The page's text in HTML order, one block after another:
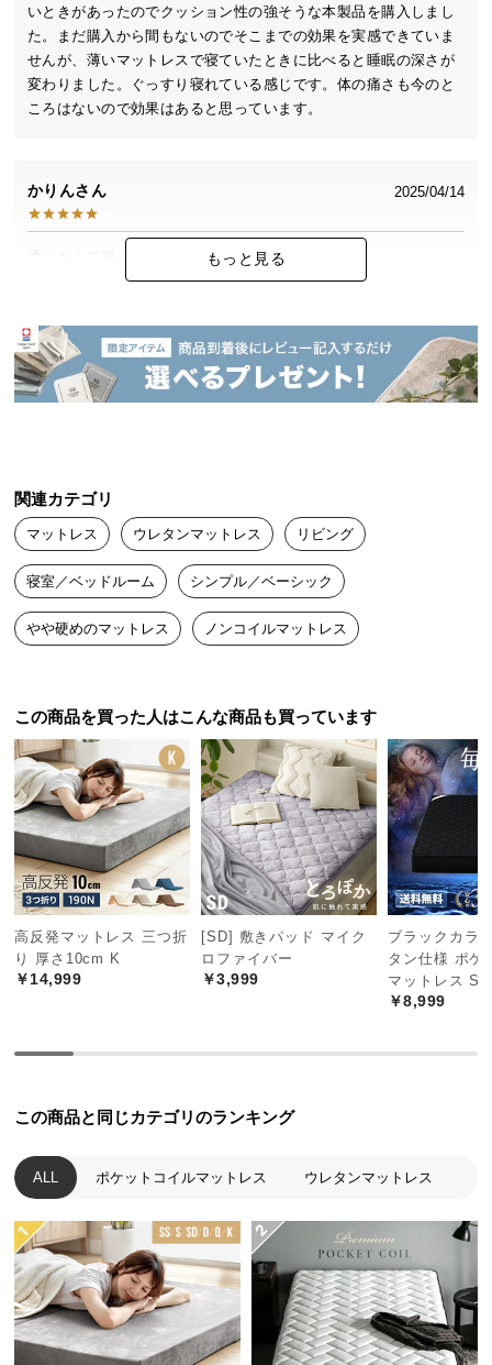
中
型
商
品
の
に
つ
い
型
商
品
に
つ
い
て
梱
サ
ー
ビ
ス
に
い
て
搬
入
に
て
返
品・
キ
ャ
ン
セ
ル
いときがあったのでクッション性の強そうな本製品を購入しまし
た。まだ購入から間もないのでそこまでの効果を実感できていま
せんが、薄いマットレスで寝ていたときに比べると睡眠の深さが
変わりました。ぐっすり寝れている感じです。体の痛さも今のと
ころはないので効果はあると思っています。
かりん 2025/04/14
柔らかくて寝やすいです。睡眠の質が上がります。
くじら 2025/02/03
凹凸気になるかなって思ったけど全然気にならない！厚みも時間
よっさ
開封して翌日にはしっかりとした厚みになりました。
腰痛持ちですが、硬さもちょうど良く快適に眠ることができまし
た。
臭いについては、私はまったく気になりませんでした。
もっと見る
関連カテゴリ
マットレス ウレタンマットレス リビング
寝室／ベッドルーム シンプル／ベーシック
やや硬めのマットレス ノンコイルマットレス
この商品を買った人はこんな商品も買っています
高反発マットレス 三つ折
り 厚さ10cm K
￥14,999
[SD] 敷きパッド マイク
ロファイバー
￥3,999
ブラックカラ
タン仕様 ポケ
マットレス S
￥8,999
この商品と同じカテゴリのランキング
ALL ポケットコイルマットレス ウレタンマットレス